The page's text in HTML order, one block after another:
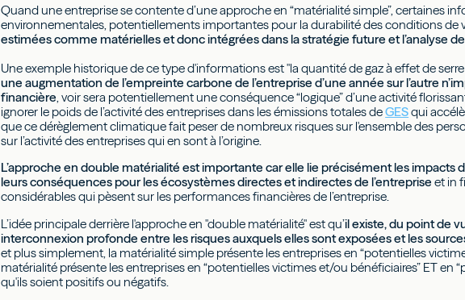
Quand une entreprise se contente d’une approche en “matérialité simple”, certaines
environnementales, potentiellements importantes pour la durabilité des conditions de
estimées comme matérielles et donc intégrées dans la stratégie future et l’analyse
Une exemple historique de ce type d'informations est "la quantité de gaz à effet de serre
une augmentation de l’empreinte carbone de l’entreprise d’une année sur l’autre
financière , voir sera potentiellement une conséquence “logique” d’une activité
ignorer le poids de l’activité des entreprises dans les émissions totales deGESqui
que ce dérèglement climatique fait peser de nombreux risques sur l'ensemble des
sur l’activité des entreprises qui en sont à l’origine.
L’approche en double matérialité est importante car elle lie précisément les impacts
leurs conséquences pour les écosystèmes directes et indirectes de l’entrepriseet in
considérables qui pèsent sur les performances financières de l’entreprise.
L’idée principale derrière l'approche en "double matérialité" est qu’il existe, du point de
interconnexion profonde entre les risques auxquels elles sont exposées et les
et plus simplement, la matérialité simple présente les entreprises en “potentielles
matérialité présente les entreprises en “potentielles victimes et/ou bénéficiaires” ET en
qu'ils soient positifs ou négatifs.